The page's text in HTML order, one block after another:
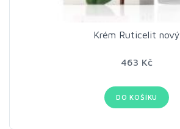
Krém Ruticelit nový
463 Kč
DO KOŠÍKU